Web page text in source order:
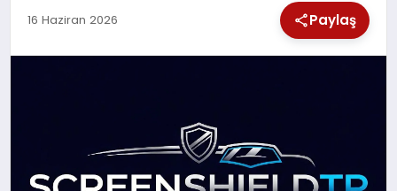
SPOR
16 Haziran 2026 Paylaş